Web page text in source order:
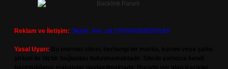
Reklam ve İletişim: Skype: live:.cid.575569c608265c69
Yasal Uyarı: